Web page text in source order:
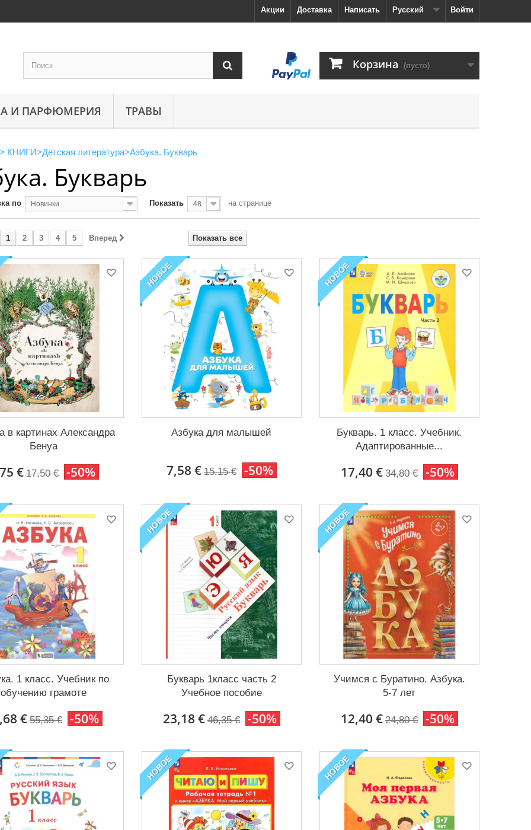
Войти
Русский
Написать
Доставка
Акции
Корзина (пусто)
И ПАРФЮМЕРИЯ ТРАВЫ
> КНИГИ>Детская литература>Азбука. Букварь
Букварь
по Новинки Показать 48 на странице
Показать все
1 2 3 4 5 Вперед
в картинах Александра
Бенуа
€ 17,50 € -50%
НОВОЕ
Азбука для малышей
7,58 € 15,15 € -50%
НОВОЕ
Букварь. 1 класс. Учебник.
Адаптированные...
17,40 € 34,80 € -50%
1 класс. Учебник по
обучению грамоте
€ 55,35 € -50%
НОВОЕ
Букварь 1класс часть 2
Учебное пособие
23,18 € 46,35 € -50%
НОВОЕ
Учимся с Буратино. Азбука.
5-7 лет
12,40 € 24,80 € -50%
НОВОЕ НОВОЕ